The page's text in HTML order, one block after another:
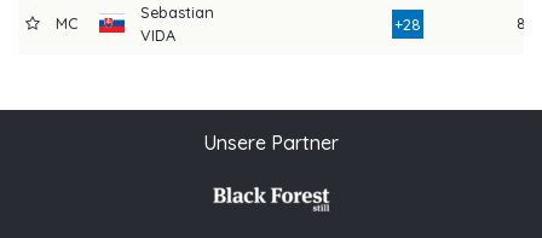
MC
Sebastian
VIDA
+28 86
Unsere Partner